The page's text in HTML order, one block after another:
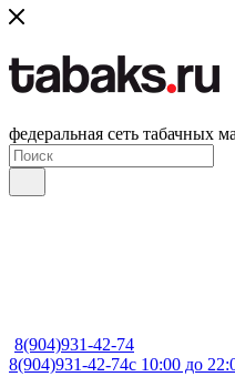
федеральная сеть табачных
8(904)931-42-74
8(904)931-42-74с 10:00 до